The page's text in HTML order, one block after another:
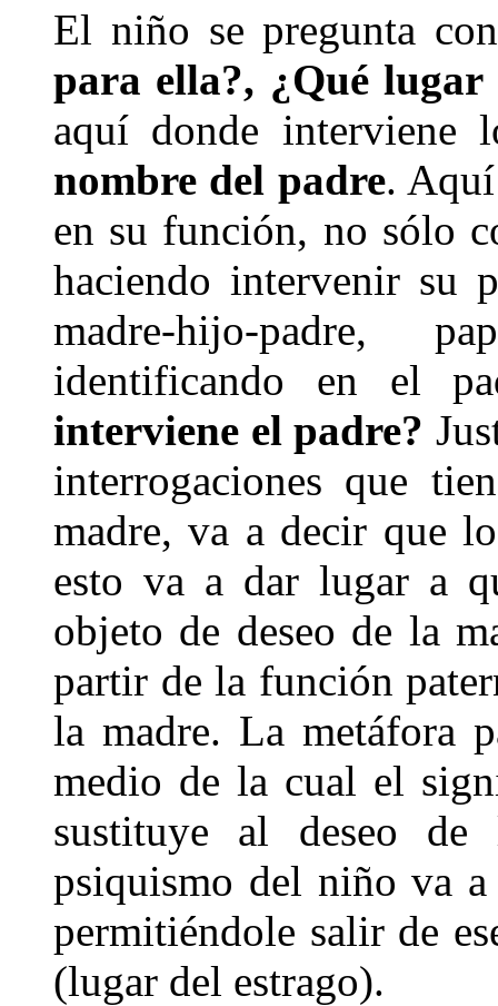
El niño se pregunta
para ella?, ¿Qué lugar
aquí donde
nombre del padre. Aquí
en su función, no sólo
haciendo intervenir su
madre-hijo-padre,
identificando en el
interviene el padre?
interrogaciones que
madre, va a decir que
esto va a dar lugar a
objeto de deseo de la
partir de la función
la madre. La metáfora
medio de la cual el
sustituye al deseo
psiquismo del niño va
permitiéndole salir de
(lugar del estrago).